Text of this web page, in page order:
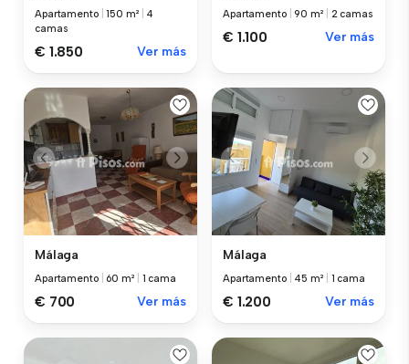
Apartamento |150 m²
4
camas
€ 1.850 Ver más
Apartamento |90 m² 2 camas
€ 1.100 Ver más
Málaga
Apartamento 60 m² 1 cama
€ 700 Ver más
Málaga
Apartamento 45 m² 1 cama
€ 1.200 Ver más